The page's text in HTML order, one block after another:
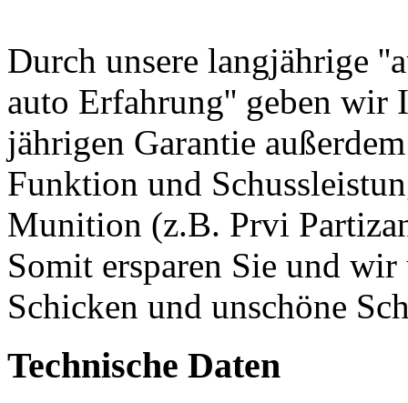
Durch unsere langjährige
auto Erfahrung'' geben wir
jährigen Garantie
Funktion und
Munition (z.B. Prvi
Somit ersparen Sie und
Schicken und unschöne
Technische Daten